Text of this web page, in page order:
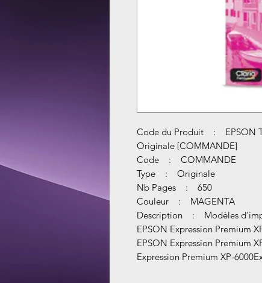
Code du Produit : EPSON
Originale [COMMANDE]
Code : COMMANDE
Type : Originale
Nb Pages : 650
Couleur : MAGENTA
Description : Modèles
EPSON Expression Premium
EPSON Expression Premium
Expression Premium XP-